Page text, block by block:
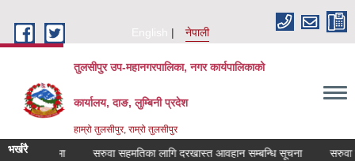
English
नेपाली
तुलसीपुर उप-महानगरपालिका, नगर कार्यपालिकाको
कार्यालय, दाङ, लुम्बिनी प्रदेश
हाम्रो तुलसीपुर, राम्रो तुलसीपुर
भर्खरै
सम्बन्धमा सरुवा सहमतिका लागि दरखास्त आवहान सम्बन्धि सूचना सरुवा